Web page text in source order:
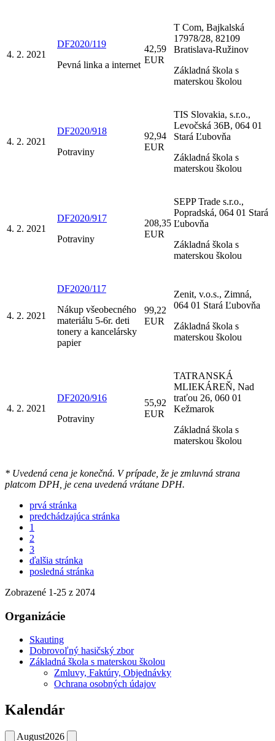
4. 2. 2021
DF2020/119
Pevná linka a internet
42,59
EUR
T Com, Bajkalská
17978/28, 82109
Bratislava-Ružinov
Základná škola s
materskou školou
4. 2. 2021
DF2020/918
Potraviny
92,94
EUR
TIS Slovakia, s.r.o.,
Levočská 36B, 064 01
Stará Ľubovňa
Základná škola s
materskou školou
4. 2. 2021
DF2020/917
Potraviny
208,35
EUR
SEPP Trade s.r.o.,
Popradská, 064 01 Stará
Ľubovňa
Základná škola s
materskou školou
4. 2. 2021
DF2020/117
Nákup všeobecného
materiálu 5-6r. deti
tonery a kancelársky
papier
99,22
EUR
Zenit, v.o.s., Zimná,
064 01 Stará Ľubovňa
Základná škola s
materskou školou
4. 2. 2021
DF2020/916
Potraviny
55,92
EUR
TATRANSKÁ
MLIEKÁREŇ, Nad
traťou 26, 060 01
Kežmarok
Základná škola s
materskou školou
* Uvedená cena je konečná. V prípade, že je zmluvná strana
platcom DPH, je cena uvedená vrátane DPH.
prvá stránka
predchádzajúca stránka
1
2
3
ďalšia stránka
posledná stránka
Zobrazené 1-25 z 2074
Organizácie
Skauting
Dobrovoľný hasičský zbor
Základná škola s materskou školou
Zmluvy, Faktúry, Objednávky
Ochrana osobných údajov
Kalendár
August2026